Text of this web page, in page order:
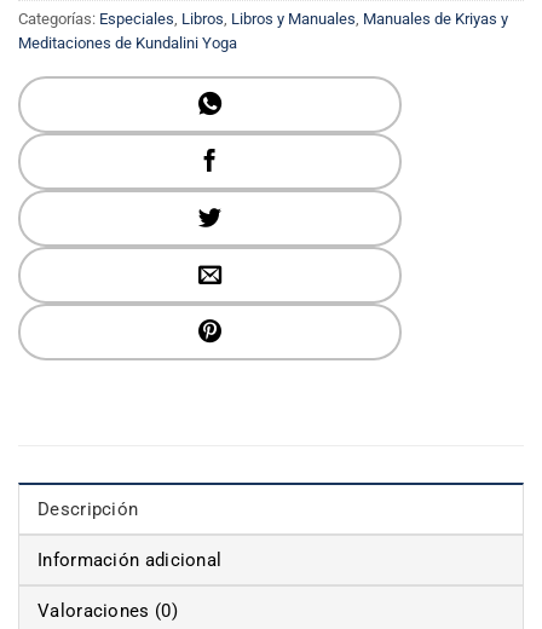
Categorías: Especiales Libros Libros y Manuales Manuales de Kriyas y
Meditaciones de Kundalini Yoga
Descripción
Información adicional
Valoraciones (0)